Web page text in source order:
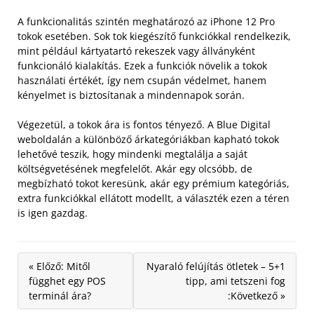
A funkcionalitás szintén meghatározó az iPhone 12 Pro
tokok esetében. Sok tok kiegészítő funkciókkal rendelkezik,
mint például kártyatartó rekeszek vagy állványként
funkcionáló kialakítás. Ezek a funkciók növelik a tokok
használati értékét, így nem csupán védelmet, hanem
kényelmet is biztosítanak a mindennapok során.
Végezetül, a tokok ára is fontos tényező. A Blue Digital
weboldalán a különböző árkategóriákban kapható tokok
lehetővé teszik, hogy mindenki megtalálja a saját
költségvetésének megfelelőt. Akár egy olcsóbb, de
megbízható tokot keresünk, akár egy prémium kategóriás,
extra funkciókkal ellátott modellt, a választék ezen a téren
is igen gazdag.
« Előző: Mitől
függhet egy POS
terminál ára?
Nyaraló felújítás ötletek – 5+1
tipp, ami tetszeni fog
:Következő »